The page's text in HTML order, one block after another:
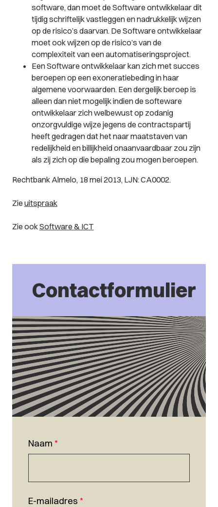
software, dan moet de Software ontwikkelaar dit
tijdig schriftelijk vastleggen en nadrukkelijk wijzen
op de risico’s daarvan. De Software ontwikkelaar
moet ook wijzen op de risico’s van de
complexiteit van een automatiseringsproject.
Een Software ontwikkelaar kan zich met succes
beroepen op een exoneratiebeding in haar
algemene voorwaarden. Een dergelijk beroep is
alleen dan niet mogelijk indien de softeware
ontwikkelaar zich welbewust op zodanig
onzorgvuldige wijze jegens de contractspartij
heeft gedragen dat het naar maatstaven van
redelijkheid en billijkheid onaanvaardbaar zou zijn
als zij zich op die bepaling zou mogen beroepen.
Rechtbank Almelo, 18 mei 2013, LJN: CA0002.
Zie uitspraak
Zie ookSoftware & ICT
Contactformulier
Naam *
E-mailadres *